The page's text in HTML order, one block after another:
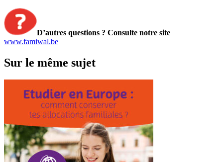
D’autres questions ? Consulte notre site
www.famiwal.be
Sur le même sujet